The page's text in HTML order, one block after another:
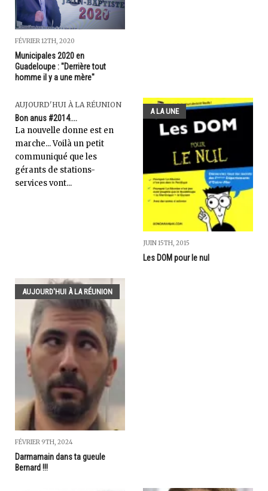
FÉVRIER 12TH, 2020
Municipales 2020 en
Guadeloupe : "Derrière tout
homme il y a une mère"
AUJOURD'HUI À LA RÉUNION
Bon anus #2014....
La nouvelle donne est en
marche... Voilà un petit
communiqué que les
gérants de stations-
services vont...
A LA UNE
JUIN 15TH, 2015
Les DOM pour le nul
AUJOURD'HUI À LA RÉUNION
FÉVRIER 9TH, 2024
Darmamain dans ta gueule
Bernard !!!